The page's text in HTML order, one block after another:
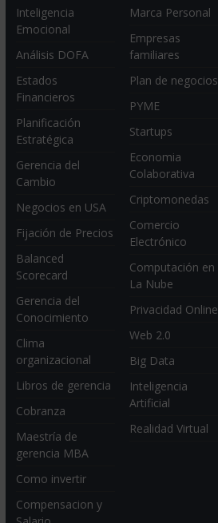
Inteligencia
Emocional
Análisis DOFA
Estados
Financieros
Planificación
Estratégica
Gerencia del
Cambio
Negocios en USA
Fijación de Precios
Balanced
Scorecard
Gerencia del
Conocimiento
Clima
organizacional
Libros de gerencia
Cobranza
Maestría de
gerencia MBA
Como invertir
Compensacion y
Marca Personal
Empresas
familiares
Plan de negocios
PYME
Startups
Economia
Colaborativa
Criptomonedas
Comercio
Electrónico
Computación en
La Nube
Privacidad Online
Web 2.0
Big Data
Inteligencia
Artificial
Realidad Virtual